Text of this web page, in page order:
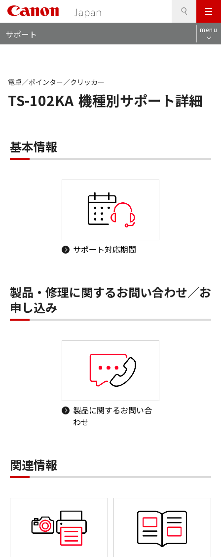
メ
ニ
ュ
サポート menu
TS-102KA 機種別サポート詳細
電卓／ポインター／クリッカー
基本情報
サポート対応期間
製品・修理に関するお問い合わせ／お
申し込み
製品に関するお問い合
わせ
関連情報